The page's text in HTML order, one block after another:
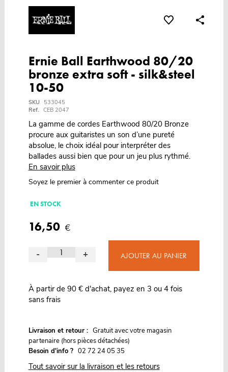
Ernie Ball Earthwood 80/20
bronze extra soft - silk&steel
10-50
SKU
533045
Ref. CEB 2047
La gamme de cordes Earthwood 80/20 Bronze
procure aux guitaristes un son d’une pureté
absolue, le choix idéal pour interpréter des
ballades aussi bien que pour un jeu plus rythmé.
En savoir plus
Soyez le premier à commenter ce produit
EN STOCK
16,50 €
- + AJOUTER AU PANIER
À partir de 90 € d'achat, payez en 3 ou 4 fois
sans frais
Livraison et retour : Gratuit avec votre magasin
partenaire (hors pièces détachées)
Besoin d'info ? 02 72 24 05 35
Tout savoir sur la livraison et les retours